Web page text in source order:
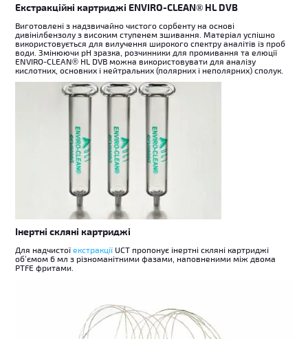
Екстракційні картриджі ENVIRO-CLEAN® HL DVB
Виготовлені з надзвичайно чистого сорбенту на основі
дивінілбензолу з високим ступенем зшивання. Матеріал успішно
використовується для вилучення широкого спектру аналітів із проб
води. Змінюючи рН зразка, розчинники для промивання та елюції
ENVIRO-CLEAN® HL DVB можна використовувати для аналізу
кислотних, основних і нейтральних (полярних і неполярних) сполук.
Інертні скляні картриджі
Для надчистоїекстракції UCT пропонує інертні скляні картриджі
об’ємом 6 мл з різноманітними фазами, наповненими між двома
PTFE фритами.